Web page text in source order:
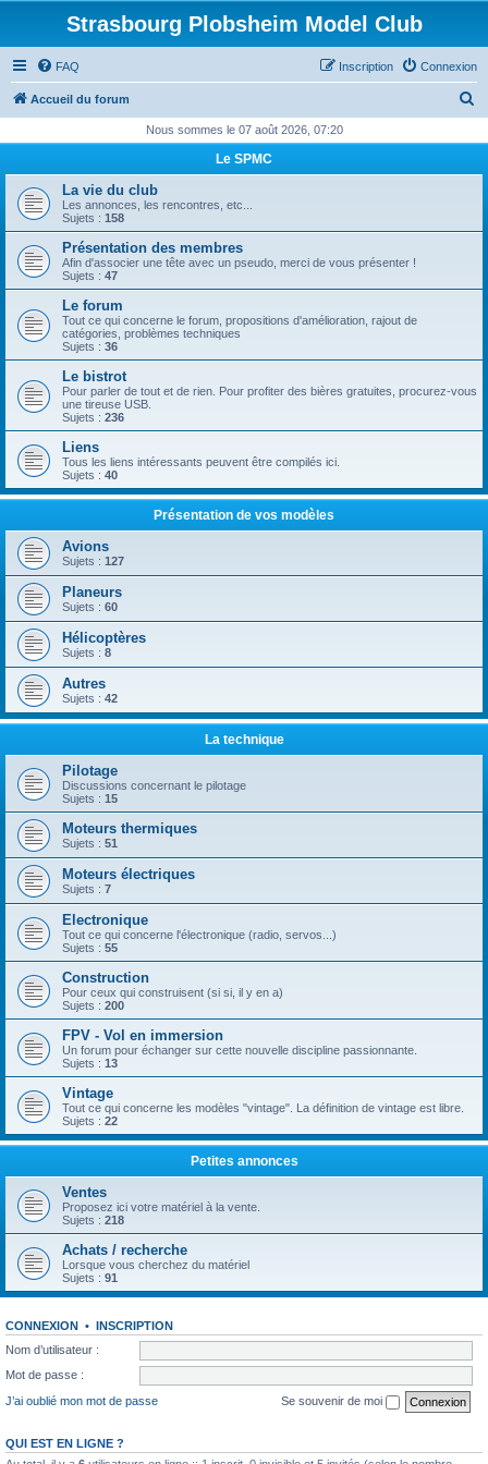
Strasbourg Plobsheim Model Club
FAQ Connexion
Inscription
Accueil du forum
h
r
Nous sommes le 07 août 2026, 07:20
Le SPMC
La vie du club
Les annonces, les rencontres, etc...
Sujets : 158
Présentation des membres
Afin d'associer une tête avec un pseudo, merci de vous présenter !
Sujets : 47
Le forum
Tout ce qui concerne le forum, propositions d'amélioration, rajout de
catégories, problèmes techniques
Sujets : 36
Le bistrot
Pour parler de tout et de rien. Pour profiter des bières gratuites, procurez-vous
une tireuse USB.
Sujets : 236
Liens
Tous les liens intéressants peuvent être compilés ici.
Sujets : 40
Présentation de vos modèles
Avions
Sujets : 127
Planeurs
Sujets : 60
Hélicoptères
Sujets : 8
Autres
Sujets : 42
La technique
Pilotage
Discussions concernant le pilotage
Sujets : 15
Moteurs thermiques
Sujets : 51
Moteurs électriques
Sujets : 7
Electronique
Tout ce qui concerne l'électronique (radio, servos...)
Sujets : 55
Construction
Pour ceux qui construisent (si si, il y en a)
Sujets : 200
FPV - Vol en immersion
Un forum pour échanger sur cette nouvelle discipline passionnante.
Sujets : 13
Vintage
Tout ce qui concerne les modèles "vintage". La définition de vintage est libre.
Sujets : 22
Petites annonces
Ventes
Proposez ici votre matériel à la vente.
Sujets : 218
Achats / recherche
Lorsque vous cherchez du matériel
Sujets : 91
CONNEXION • INSCRIPTION
Nom d’utilisateur :
Mot de passe :
J’ai oublié mon mot de passe
Se souvenir de moi
QUI EST EN LIGNE ?